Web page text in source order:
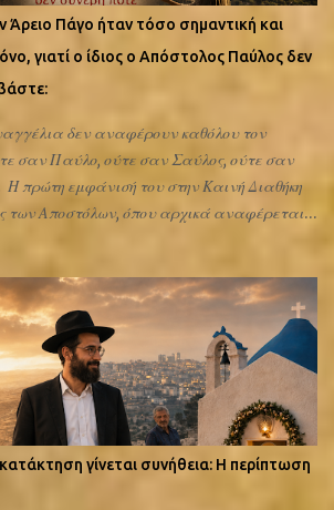
προσθέσει και τα περισσότερα; Διαβάστε
αγίου Γεωργίου: Στους «Χαιρετισμούς»
Άρειο Πάγο ήταν τόσο σημαντική και
γιατί ο ίδιος ο Απόστολος Παύλος δεν
δεν αναφέρουν καθόλου τον
σαν Παύλο, ούτε σαν Σαύλος, ούτε σαν
Η πρώτη εμφάνισή του στην Καινή Διαθήκη
των Αποστόλων, όπου αρχικά αναφέρεται
γράφτηκαν; Το βιβλίο είναι ανώνυμο.
στον Λουκά. Δεν υπάρχει καμία
ίδιο το κείμενο ότι ο συγγραφέας ήταν
ήρθε στην Αθήνα και στον Αρειο πάγο
των αποστόλων που όπως ανέφερα
Ας αφήσουμε για τώρα το
«οι Πράξεις των αποστόλων» και ας
ίδιου του Παύλου. Φαντάζομαι ότι επειδή
η επίσκεψη του στον Ιερό Βράχο του Αρείου
γίνεται συνήθεια: Η περίπτωση